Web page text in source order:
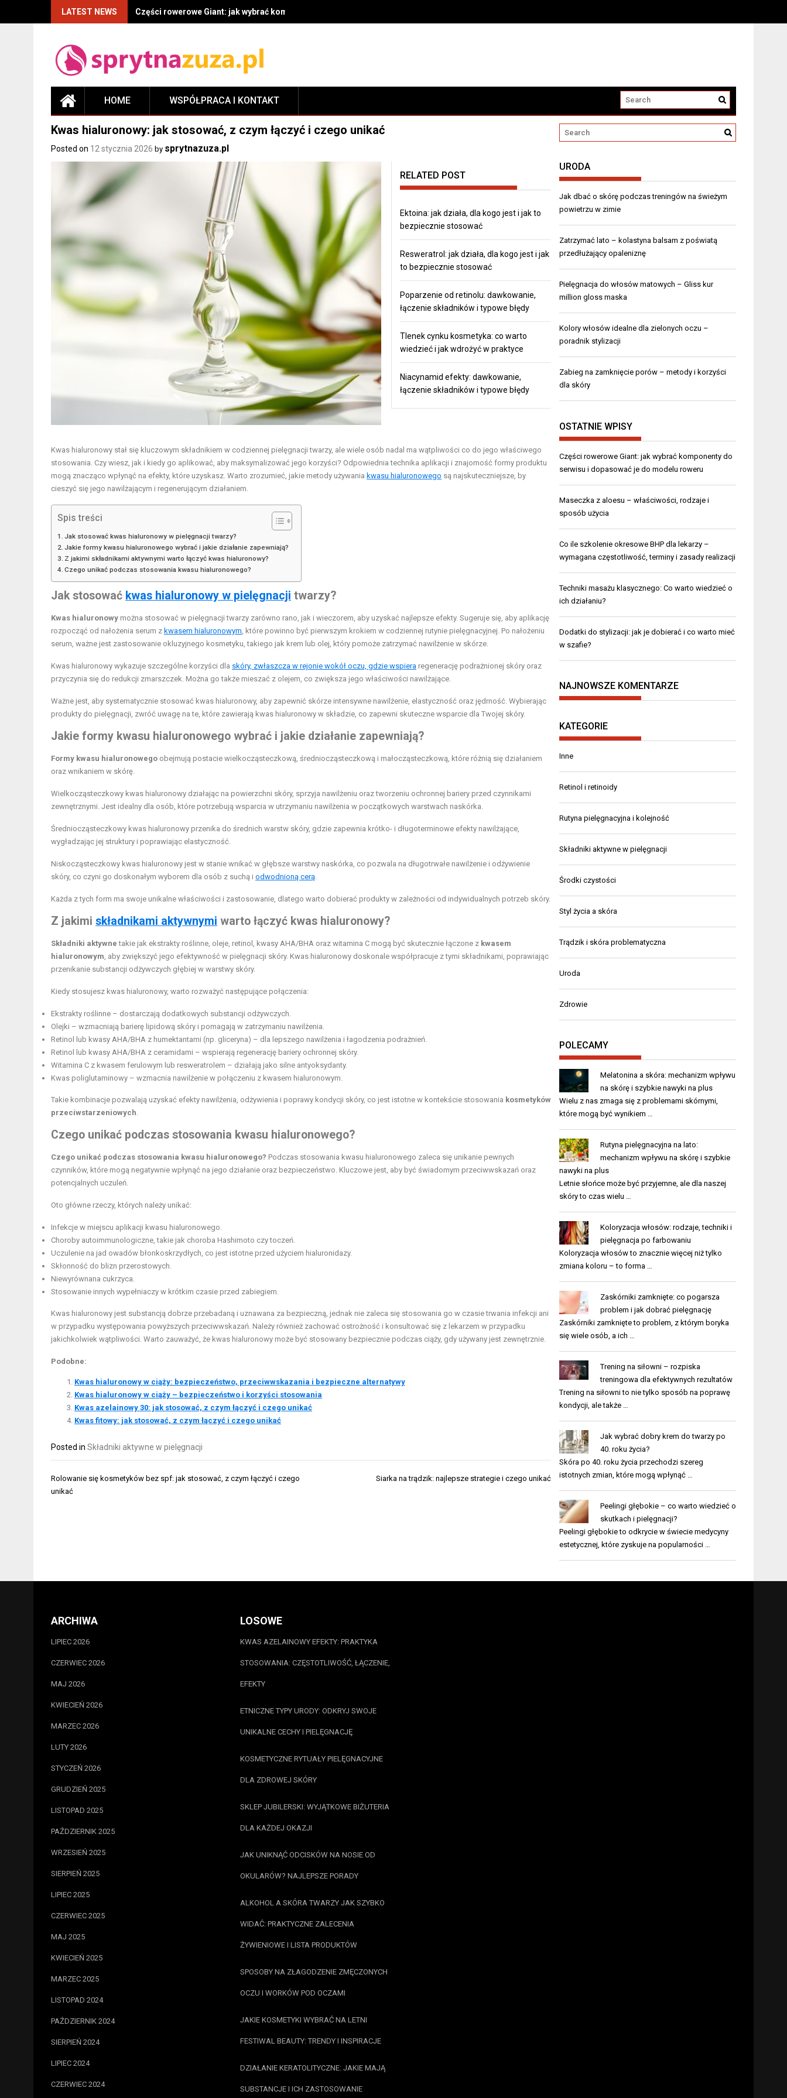
LATEST NEWS Części rowerowe Giant: jak wybrać komponenty do serwisu i dopasować je do modelu roweru
HOME WSPÓŁPRACA I KONTAKT
Kwas hialuronowy: jak stosować, z czym łączyć i czego unikać
Posted on 12 stycznia 2026 by sprytnazuza.pl
RELATED POST
Ektoina: jak działa, dla kogo jest i jak to
bezpiecznie stosować
Resweratrol: jak działa, dla kogo jest i jak
to bezpiecznie stosować
Poparzenie od retinolu: dawkowanie,
łączenie składników i typowe błędy
Tlenek cynku kosmetyka: co warto
wiedzieć i jak wdrożyć w praktyce
Niacynamid efekty: dawkowanie,
łączenie składników i typowe błędy
Kwas hialuronowy stał się kluczowym składnikiem w codziennej pielęgnacji twarzy, ale wiele osób nadal ma wątpliwości co do jego właściwego
stosowania. Czy wiesz, jak i kiedy go aplikować, aby maksymalizować jego korzyści? Odpowiednia technika aplikacji i znajomość formy produktu
mogą znacząco wpłynąć na efekty, które uzyskasz. Warto zrozumieć, jakie metody używania kwasu hialuronowego są najskuteczniejsze, by
cieszyć się jego nawilżającym i regenerującym działaniem.
Spis treści
Jak stosować kwas hialuronowy w pielęgnacji twarzy?
Jakie formy kwasu hialuronowego wybrać i jakie działanie zapewniają?
Z jakimi składnikami aktywnymi warto łączyć kwas hialuronowy?
Czego unikać podczas stosowania kwasu hialuronowego?
Jak stosować kwas hialuronowy w pielęgnacji twarzy?
Kwas hialuronowy można stosować w pielęgnacji twarzy zarówno rano, jak i wieczorem, aby uzyskać najlepsze efekty. Sugeruje się, aby aplikację
rozpocząć od nałożenia serum z kwasem hialuronowym, które powinno być pierwszym krokiem w codziennej rutynie pielęgnacyjnej. Po nałożeniu
serum, ważne jest zastosowanie okluzyjnego kosmetyku, takiego jak krem lub olej, który pomoże zatrzymać nawilżenie w skórze.
Kwas hialuronowy wykazuje szczególne korzyści dla skóry, zwłaszcza w rejonie wokół oczu, gdzie wspiera regenerację podrażnionej skóry oraz
przyczynia się do redukcji zmarszczek. Można go także mieszać z olejem, co zwiększa jego właściwości nawilżające.
Ważne jest, aby systematycznie stosować kwas hialuronowy, aby zapewnić skórze intensywne nawilżenie, elastyczność oraz jędrność. Wybierając
produkty do pielęgnacji, zwróć uwagę na te, które zawierają kwas hialuronowy w składzie, co zapewni skuteczne wsparcie dla Twojej skóry.
Jakie formy kwasu hialuronowego wybrać i jakie działanie zapewniają?
Formy kwasu hialuronowego obejmują postacie wielkocząsteczkową, średniocząsteczkową i małocząsteczkową, które różnią się działaniem
oraz wnikaniem w skórę.
Wielkocząsteczkowy kwas hialuronowy działając na powierzchni skóry, sprzyja nawilżeniu oraz tworzeniu ochronnej bariery przed czynnikami
zewnętrznymi. Jest idealny dla osób, które potrzebują wsparcia w utrzymaniu nawilżenia w początkowych warstwach naskórka.
Średniocząsteczkowy kwas hialuronowy przenika do średnich warstw skóry, gdzie zapewnia krótko- i długoterminowe efekty nawilżające,
wygładzając jej struktury i poprawiając elastyczność.
Niskocząsteczkowy kwas hialuronowy jest w stanie wnikać w głębsze warstwy naskórka, co pozwala na długotrwałe nawilżenie i odżywienie
skóry, co czyni go doskonałym wyborem dla osób z suchą i odwodnioną cerą.
Każda z tych form ma swoje unikalne właściwości i zastosowanie, dlatego warto dobierać produkty w zależności od indywidualnych potrzeb skóry.
Z jakimi składnikami aktywnymi warto łączyć kwas hialuronowy?
Składniki aktywne takie jak ekstrakty roślinne, oleje, retinol, kwasy AHA/BHA oraz witamina C mogą być skutecznie łączone z kwasem
hialuronowym, aby zwiększyć jego efektywność w pielęgnacji skóry. Kwas hialuronowy doskonale współpracuje z tymi składnikami, poprawiając
przenikanie substancji odżywczych głębiej w warstwy skóry.
Kiedy stosujesz kwas hialuronowy, warto rozważyć następujące połączenia:
Ekstrakty roślinne – dostarczają dodatkowych substancji odżywczych.
Olejki – wzmacniają barierę lipidową skóry i pomagają w zatrzymaniu nawilżenia.
Retinol lub kwasy AHA/BHA z humektantami (np. gliceryna) – dla lepszego nawilżenia i łagodzenia podrażnień.
Retinol lub kwasy AHA/BHA z ceramidami – wspierają regenerację bariery ochronnej skóry.
Witamina C z kwasem ferulowym lub resweratrolem – działają jako silne antyoksydanty.
Kwas poliglutaminowy – wzmacnia nawilżenie w połączeniu z kwasem hialuronowym.
Takie kombinacje pozwalają uzyskać efekty nawilżenia, odżywienia i poprawy kondycji skóry, co jest istotne w kontekście stosowania kosmetyków
przeciwstarzeniowych.
Czego unikać podczas stosowania kwasu hialuronowego?
Czego unikać podczas stosowania kwasu hialuronowego? Podczas stosowania kwasu hialuronowego zaleca się unikanie pewnych
czynników, które mogą negatywnie wpłynąć na jego działanie oraz bezpieczeństwo. Kluczowe jest, aby być świadomym przeciwwskazań oraz
potencjalnych uczuleń.
Oto główne rzeczy, których należy unikać:
Infekcje w miejscu aplikacji kwasu hialuronowego.
Choroby autoimmunologiczne, takie jak choroba Hashimoto czy toczeń.
Uczulenie na jad owadów błonkoskrzydłych, co jest istotne przed użyciem hialuronidazy.
Skłonność do blizn przerostowych.
Niewyrównana cukrzyca.
Stosowanie innych wypełniaczy w krótkim czasie przed zabiegiem.
Kwas hialuronowy jest substancją dobrze przebadaną i uznawana za bezpieczną, jednak nie zaleca się stosowania go w czasie trwania infekcji ani
w przypadku występowania powyższych przeciwwskazań. Należy również zachować ostrożność i konsultować się z lekarzem w przypadku
jakichkolwiek wątpliwości. Warto zauważyć, że kwas hialuronowy może być stosowany bezpiecznie podczas ciąży, gdy używany jest zewnętrznie.
Podobne:
Kwas hialuronowy w ciąży: bezpieczeństwo, przeciwwskazania i bezpieczne alternatywy
Kwas hialuronowy w ciąży – bezpieczeństwo i korzyści stosowania
Kwas azelainowy 30: jak stosować, z czym łączyć i czego unikać
Kwas fitowy: jak stosować, z czym łączyć i czego unikać
Posted in Składniki aktywne w pielęgnacji
Nawigacja
wpisu
Rolowanie się kosmetyków bez spf: jak stosować, z czym łączyć i czego
unikać
Siarka na trądzik: najlepsze strategie i czego unikać
URODA
Jak dbać o skórę podczas treningów na świeżym
powietrzu w zimie
Zatrzymać lato – kolastyna balsam z poświatą
przedłużający opaleniznę
Pielęgnacja do włosów matowych – Gliss kur
million gloss maska
Kolory włosów idealne dla zielonych oczu –
poradnik stylizacji
Zabieg na zamknięcie porów – metody i korzyści
dla skóry
OSTATNIE WPISY
Części rowerowe Giant: jak wybrać komponenty do
serwisu i dopasować je do modelu roweru
Maseczka z aloesu – właściwości, rodzaje i
sposób użycia
Co ile szkolenie okresowe BHP dla lekarzy –
wymagana częstotliwość, terminy i zasady realizacji
Techniki masażu klasycznego: Co warto wiedzieć o
ich działaniu?
Dodatki do stylizacji: jak je dobierać i co warto mieć
w szafie?
NAJNOWSZE KOMENTARZE
KATEGORIE
Inne
Retinol i retinoidy
Rutyna pielęgnacyjna i kolejność
Składniki aktywne w pielęgnacji
Środki czystości
Styl życia a skóra
Trądzik i skóra problematyczna
Uroda
Zdrowie
POLECAMY
Melatonina a skóra: mechanizm wpływu
na skórę i szybkie nawyki na plus
Wielu z nas zmaga się z problemami skórnymi,
które mogą być wynikiem …
Rutyna pielęgnacyjna na lato:
mechanizm wpływu na skórę i szybkie
nawyki na plus
Letnie słońce może być przyjemne, ale dla naszej
skóry to czas wielu …
Koloryzacja włosów: rodzaje, techniki i
pielęgnacja po farbowaniu
Koloryzacja włosów to znacznie więcej niż tylko
zmiana koloru – to forma …
Zaskórniki zamknięte: co pogarsza
problem i jak dobrać pielęgnację
Zaskórniki zamknięte to problem, z którym boryka
się wiele osób, a ich …
Trening na siłowni – rozpiska
treningowa dla efektywnych rezultatów
Trening na siłowni to nie tylko sposób na poprawę
kondycji, ale także …
Jak wybrać dobry krem do twarzy po
40. roku życia?
Skóra po 40. roku życia przechodzi szereg
istotnych zmian, które mogą wpłynąć …
Peelingi głębokie – co warto wiedzieć o
skutkach i pielęgnacji?
Peelingi głębokie to odkrycie w świecie medycyny
estetycznej, które zyskuje na popularności …
ARCHIWA
LIPIEC 2026
CZERWIEC 2026
MAJ 2026
KWIECIEŃ 2026
MARZEC 2026
LUTY 2026
STYCZEŃ 2026
GRUDZIEŃ 2025
LISTOPAD 2025
PAŹDZIERNIK 2025
WRZESIEŃ 2025
SIERPIEŃ 2025
LIPIEC 2025
CZERWIEC 2025
MAJ 2025
KWIECIEŃ 2025
MARZEC 2025
LISTOPAD 2024
PAŹDZIERNIK 2024
SIERPIEŃ 2024
LIPIEC 2024
CZERWIEC 2024
LOSOWE
KWAS AZELAINOWY EFEKTY: PRAKTYKA
STOSOWANIA: CZĘSTOTLIWOŚĆ, ŁĄCZENIE,
EFEKTY
ETNICZNE TYPY URODY: ODKRYJ SWOJE
UNIKALNE CECHY I PIELĘGNACJĘ
KOSMETYCZNE RYTUAŁY PIELĘGNACYJNE
DLA ZDROWEJ SKÓRY
SKLEP JUBILERSKI: WYJĄTKOWE BIŻUTERIA
DLA KAŻDEJ OKAZJI
JAK UNIKNĄĆ ODCISKÓW NA NOSIE OD
OKULARÓW? NAJLEPSZE PORADY
ALKOHOL A SKÓRA TWARZY JAK SZYBKO
WIDAĆ: PRAKTYCZNE ZALECENIA
ŻYWIENIOWE I LISTA PRODUKTÓW
SPOSOBY NA ZŁAGODZENIE ZMĘCZONYCH
OCZU I WORKÓW POD OCZAMI
JAKIE KOSMETYKI WYBRAĆ NA LETNI
FESTIWAL BEAUTY: TRENDY I INSPIRACJE
DZIAŁANIE KERATOLITYCZNE: JAKIE MAJĄ
SUBSTANCJE I ICH ZASTOSOWANIE